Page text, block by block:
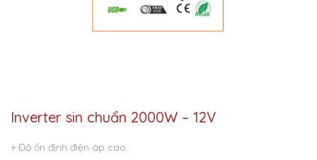
Inverter sin chuẩn 2000W – 12V
+ Độ ổn định điện áp cao.